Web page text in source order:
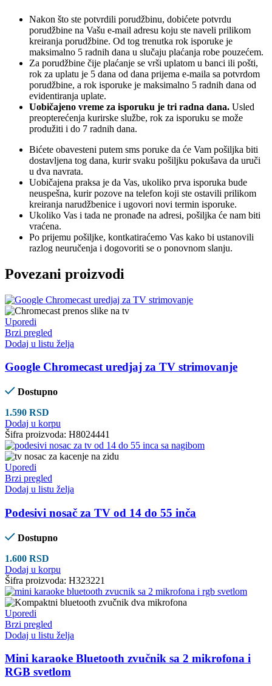
Nakon što ste potvrdili porudžbinu, dobićete potvrdu
porudžbine na Vašu e-mail adresu koju ste naveli prilikom
kreiranja porudžbine. Od tog trenutka rok isporuke je
maksimalno 5 radnih dana u slučaju plaćanja robe pouzećem.
Za porudžbine čije plaćanje se vrši uplatom u banci ili pošti,
rok za uplatu je 5 dana od dana prijema e-maila sa potvrdom
porudžbine, a rok isporuke je maksimalno 5 radnih dana od
evidentiranja uplate.
Uobičajeno vreme za isporuku je tri radna dana. Usled
preopterećenja kurirske službe, rok za isporuku se može
produžiti i do 7 radnih dana.
Bićete obavesteni putem sms poruke da će Vam pošiljka biti
dostavljena tog dana, kurir svaku pošiljku pokušava da uruči
u dva navrata.
Uobičajena praksa je da Vas, ukoliko prva isporuka bude
neuspešna, kurir pozove na telefon koji ste ostavili prilikom
kreiranja narudžbenice i ugovori novi termin isporuke.
Ukoliko Vas i tada ne pronađe na adresi, pošiljka će nam biti
vraćena.
Po prijemu pošiljke, kontkatiraćemo Vas kako bi ustanovili
razlog neuručenja i dogovoriti se o ponovnom slanju.
Povezani proizvodi
Uporedi
Brzi pregled
Dodaj u listu želja
Google Chromecast uredjaj za TV strimovanje
Dostupno
1.590 RSD
Dodaj u korpu
Šifra proizvoda: H8024441
Uporedi
Brzi pregled
Dodaj u listu želja
Podesivi nosač za TV od 14 do 55 inča
Dostupno
1.600 RSD
Dodaj u korpu
Šifra proizvoda: H323221
Uporedi
Brzi pregled
Dodaj u listu želja
Mini karaoke Bluetooth zvučnik sa 2 mikrofona i
RGB svetlom